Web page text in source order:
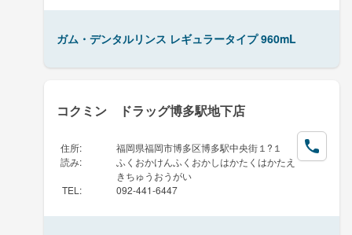
ガム・デンタルリンス レギュラータイプ 960mL
コクミン ドラッグ博多駅地下店
住所:
福岡県福岡市博多区博多駅中央街１?１
読み:
ふくおかけんふくおかしはかたくはかたえ
きちゅうおうがい
TEL : 092-441-6447